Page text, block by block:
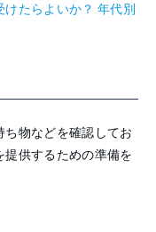
たらよいか？ 年代別
物などを確認してお
提供するための準備を